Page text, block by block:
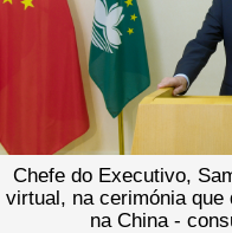
Chefe do Executivo,
virtual, na cerimónia
na China -